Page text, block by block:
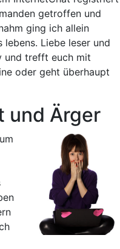
getroffen und
ging ich allein
Liebe leser und
und trefft euch mit
oder geht überhaupt
und Ärger